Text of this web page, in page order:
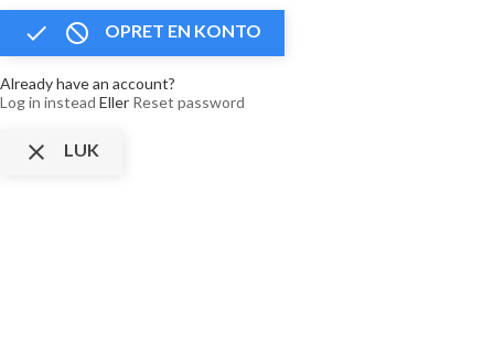
  OPRET EN KONTO
Already have an account?
Log in instead Eller Reset password
 LUK